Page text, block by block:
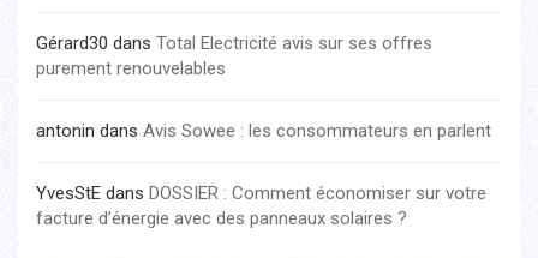
Gérard30 dans Total Electricité avis sur ses offres
purement renouvelables
antonin dans Avis Sowee : les consommateurs en parlent
YvesStE dans DOSSIER : Comment économiser sur votre
facture d’énergie avec des panneaux solaires ?